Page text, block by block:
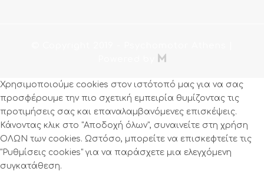

Χρησιμοποιούμε cookies στον ιστότοπό μας για να σας
προσφέρουμε την πιο σχετική εμπειρία θυμίζοντας τις
προτιμήσεις σας και επαναλαμβανόμενες επισκέψεις.
Κάνοντας κλικ στο "Αποδοχή όλων", συναινείτε στη χρήση
ΟΛΩΝ των cookies. Ωστόσο, μπορείτε να επισκεφτείτε τις
"Ρυθμίσεις cookies" για να παράσχετε μια ελεγχόμενη
συγκατάθεση.